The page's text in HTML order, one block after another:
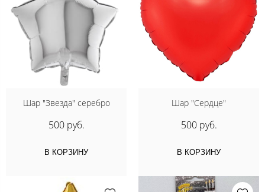
Шар "Звезда" серебро
500 руб.
В КОРЗИНУ
Шар "Сердце"
500 руб.
В КОРЗИНУ